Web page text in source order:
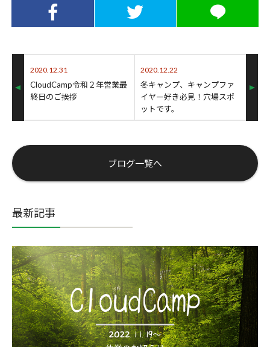
Facebookでシ
ェア
Twitterでシェ
ア
LINEでシェア
2020.12.31
CloudCamp令和２年営業最
終日のご挨拶
2020.12.22
冬キャンプ、キャンプファ
イヤー好き必見！穴場スポ
ットです。
ブログ一覧へ
最新記事